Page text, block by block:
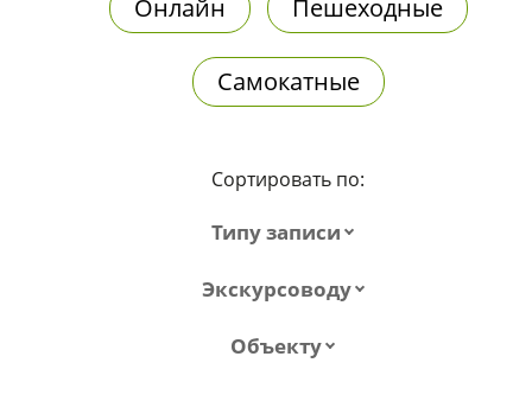
Онлайн Пешеходные
Самокатные
Сортировать по:
Типу записи
Экскурсоводу
Объекту